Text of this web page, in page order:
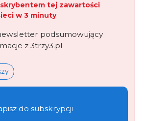
tej zawartości
w 3 minuty
podsumowujący
z 3trzy3.pl
do subskrypcji